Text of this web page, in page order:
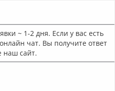
~ 1-2 дня. Если у вас есть
чат. Вы получите ответ
наш сайт.